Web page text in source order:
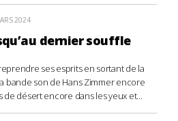
2024
dernier souffle
ses esprits en sortant de la
bande son de Hans Zimmer encore
de désert encore dans les yeux et...